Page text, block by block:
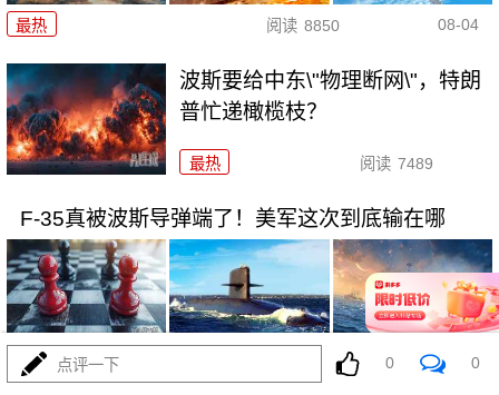
最热 阅读 8850 08-04
波斯要给中东\"物理断网\"，特朗
普忙递橄榄枝？
最热 阅读 7489
F-35真被波斯导弹端了！美军这次到底输在哪
最热 7239 08-04
点评一下 0 0